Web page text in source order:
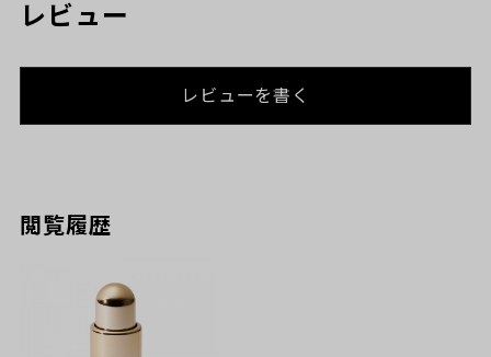
レビュー
レビューを書く
閲覧履歴